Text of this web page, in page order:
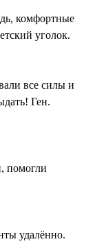
комфортные
уголок.
все силы и
Ген.
помогли
удалённо.